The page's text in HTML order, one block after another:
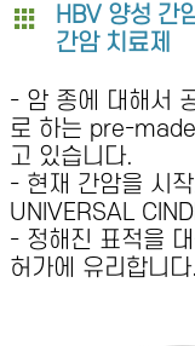
HBV 양성 간
간암 치료제
- 암 종에 대해서
로 하는 pre-
고 있습니다.
- 현재 간암을 시
UNIVERSAL
- 정해진 표적을
허가에 유리합니다.